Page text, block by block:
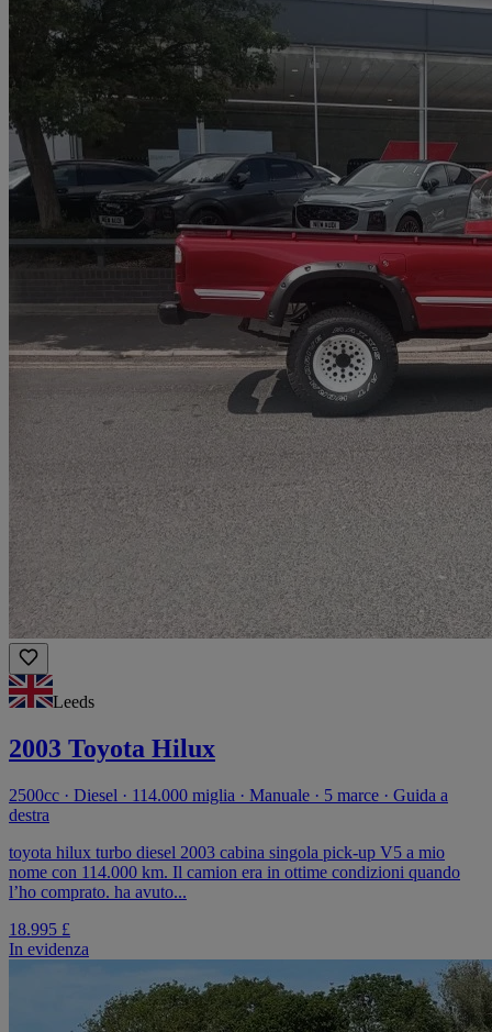
Leeds
2003 Toyota Hilux
2500cc · Diesel · 114.000 miglia · Manuale · 5 marce · Guida a
destra
toyota hilux turbo diesel 2003 cabina singola pick-up V5 a mio
nome con 114.000 km. Il camion era in ottime condizioni quando
l’ho comprato. ha avuto...
18.995 £
In evidenza